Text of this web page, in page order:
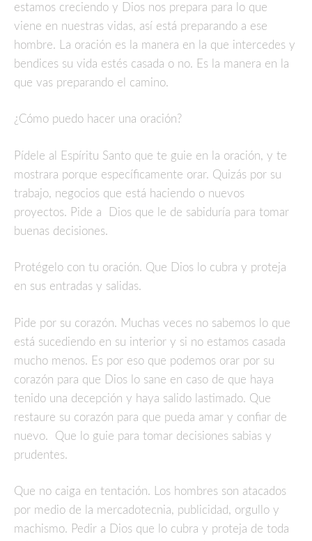
estamos creciendo y Dios nos prepara para lo que
viene en nuestras vidas, así está preparando a ese
hombre. La oración es la manera en la que intercedes y
bendices su vida estés casada o no. Es la manera en la
que vas preparando el camino.
¿Cómo puedo hacer una oración?
Pídele al Espíritu Santo que te guie en la oración, y te
mostrara porque específicamente orar. Quizás por su
trabajo, negocios que está haciendo o nuevos
proyectos. Pide a Dios que le de sabiduría para tomar
buenas decisiones.
Protégelo con tu oración. Que Dios lo cubra y proteja
en sus entradas y salidas.
Pide por su corazón. Muchas veces no sabemos lo que
está sucediendo en su interior y si no estamos casada
mucho menos. Es por eso que podemos orar por su
corazón para que Dios lo sane en caso de que haya
tenido una decepción y haya salido lastimado. Que
restaure su corazón para que pueda amar y confiar de
nuevo. Que lo guie para tomar decisiones sabias y
prudentes.
Que no caiga en tentación. Los hombres son atacados
por medio de la mercadotecnia, publicidad, orgullo y
machismo. Pedir a Dios que lo cubra y proteja de toda